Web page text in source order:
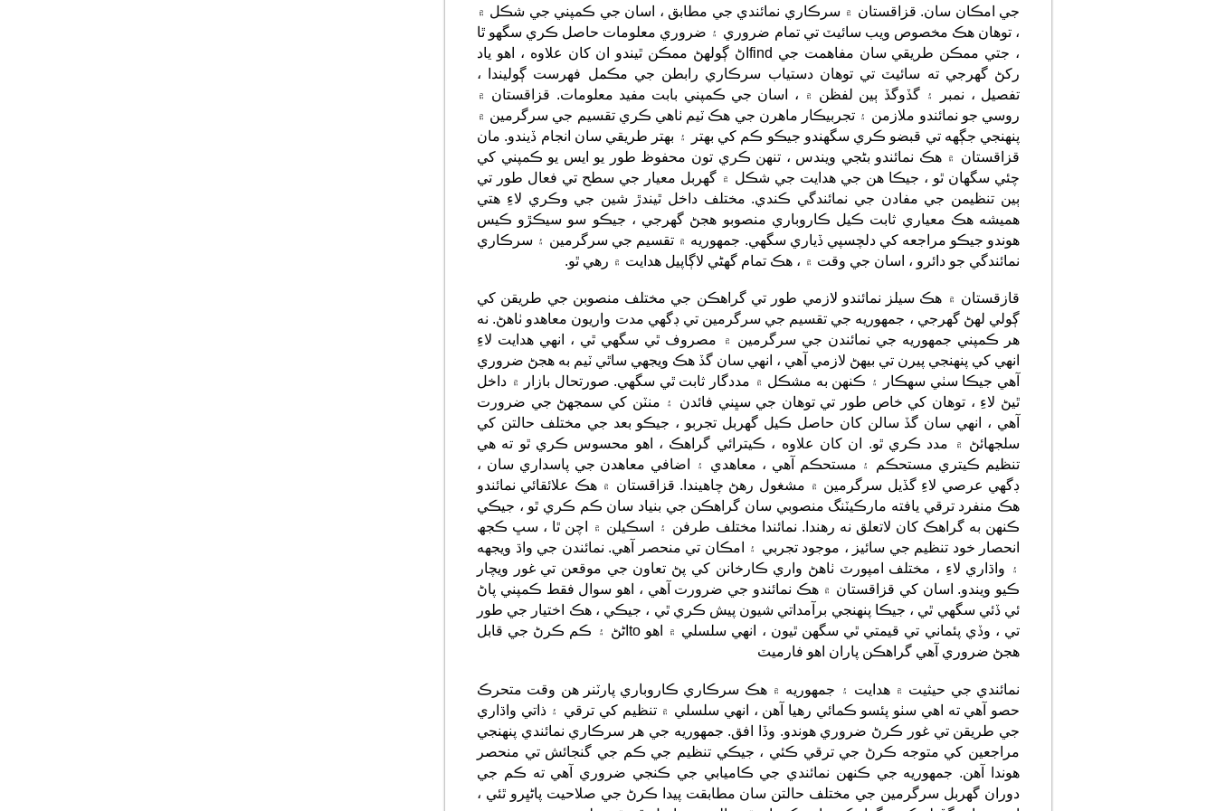
جي امڪان سان. قزاقستان ۾ سرڪاري نمائندي جي مطابق ، اسان جي ڪمپني جي شڪل ۾
، توهان هڪ مخصوص ويب سائيٽ تي تمام ضروري ۽ ضروري معلومات حاصل ڪري سگهو ٿا
، جتي ممڪن طريقي سان مفاهمت جي findاڻ ڳولهڻ ممڪن ٿيندو ان کان علاوه ، اهو ياد
رکڻ گهرجي ته سائيٽ تي توهان دستياب سرڪاري رابطن جي مڪمل فهرست ڳوليندا ،
تفصيل ، نمبر ۽ گڏوگڏ ٻين لفظن ۾ ، اسان جي ڪمپني بابت مفيد معلومات. قزاقستان ۾
روسي جو نمائندو ملازمن ۽ تجربيڪار ماهرن جي هڪ ٽيم ٺاهي ڪري تقسيم جي سرگرمين ۾
پنهنجي جڳهه تي قبضو ڪري سگهندو جيڪو ڪم کي بهتر ۽ بهتر طريقي سان انجام ڏيندو. مان
قزاقستان ۾ هڪ نمائندو بڻجي ويندس ، تنهن ڪري تون محفوظ طور يو ايس يو ڪمپني کي
چئي سگھان ٿو ، جيڪا هن جي هدايت جي شڪل ۾ گهربل معيار جي سطح تي فعال طور تي
ٻين تنظيمن جي مفادن جي نمائندگي ڪندي. مختلف داخل ٿيندڙ شين جي وڪري لاءِ هتي
هميشه هڪ معياري ثابت ڪيل ڪاروباري منصوبو هجڻ گهرجي ، جيڪو سو سيڪڙو ڪيس
هوندو جيڪو مراجعه کي دلچسپي ڏياري سگهي. جمهوريه ۾ تقسيم جي سرگرمين ۽ سرڪاري
نمائندگي جو دائرو ، اسان جي وقت ۾ ، هڪ تمام گهڻي لاڳاپيل هدايت ۾ رهي ٿو.
قازقستان ۾ هڪ سيلز نمائندو لازمي طور تي گراهڪن جي مختلف منصوبن جي طريقن کي
ڳولي لهڻ گهرجي ، جمهوريه جي تقسيم جي سرگرمين تي ڊگهي مدت واريون معاهدو ٺاهڻ. نه
هر ڪمپني جمهوريه جي نمائندن جي سرگرمين ۾ مصروف ٿي سگهي ٿي ، انهي هدايت لاءِ
انهي کي پنهنجي پيرن تي بيهڻ لازمي آهي ، انهي سان گڏ هڪ ويجهي ساٿي ٽيم به هجڻ ضروري
آهي جيڪا سٺي سهڪار ۽ ڪنهن به مشڪل ۾ مددگار ثابت ٿي سگهي. صورتحال بازار ۾ داخل
ٿيڻ لاءِ ، توهان کي خاص طور تي توهان جي سڀني فائدن ۽ منٽن کي سمجهڻ جي ضرورت
آهي ، انهي سان گڏ سالن کان حاصل ڪيل گهربل تجربو ، جيڪو بعد جي مختلف حالتن کي
سلجهائڻ ۾ مدد ڪري ٿو. ان کان علاوه ، ڪيترائي گراهڪ ، اهو محسوس ڪري ٿو ته هي
تنظيم ڪيتري مستحڪم ۽ مستحڪم آهي ، معاهدي ۽ اضافي معاهدن جي پاسداري سان ،
ڊگهي عرصي لاءِ گڏيل سرگرمين ۾ مشغول رهڻ چاهيندا. قزاقستان ۾ هڪ علائقائي نمائندو
هڪ منفرد ترقي يافته مارڪيٽنگ منصوبي سان گراهڪن جي بنياد سان ڪم ڪري ٿو ، جيڪي
ڪنهن به گراهڪ کان لاتعلق نه رهندا. نمائندا مختلف طرفن ۽ اسڪيلن ۾ اچن ٿا ، سڀ ڪجھ
انحصار خود تنظيم جي سائيز ، موجود تجربي ۽ امڪان تي منحصر آهي. نمائندن جي واڌ ويجهه
۽ واڌاري لاءِ ، مختلف امپورٽ ٺاهڻ واري ڪارخانن کي پڻ تعاون جي موقعن تي غور ويچار
ڪيو ويندو. اسان کي قزاقستان ۾ هڪ نمائندو جي ضرورت آهي ، اهو سوال فقط ڪمپني پاڻ
ئي ڏئي سگهي ٿي ، جيڪا پنهنجي برآمداتي شيون پيش ڪري ٿي ، جيڪي ، هڪ اختيار جي طور
تي ، وڏي پئماني تي قيمتي ٿي سگهن ٿيون ، انهي سلسلي ۾ اهو toاڻڻ ۽ ڪم ڪرڻ جي قابل
هجڻ ضروري آهي گراهڪن پاران اھو فارميٽ
نمائندي جي حيثيت ۾ هدايت ۽ جمهوريه ۾ هڪ سرڪاري ڪاروباري پارٽنر هن وقت متحرڪ
حصو آهي ته اهي سٺو پئسو ڪمائي رهيا آهن ، انهي سلسلي ۾ تنظيم کي ترقي ۽ ذاتي واڌاري
جي طريقن تي غور ڪرڻ ضروري هوندو. وڏا افق. جمهوريه جي هر سرڪاري نمائندي پنهنجي
مراجعين کي متوجه ڪرڻ جي ترقي ڪئي ، جيڪي تنظيم جي ڪم جي گنجائش تي منحصر
هوندا آهن. جمهوريه جي ڪنهن نمائندي جي ڪاميابي جي ڪنجي ضروري آهي ته ڪم جي
دوران گهربل سرگرمين جي مختلف حالتن سان مطابقت پيدا ڪرڻ جي صلاحيت پاڻڀرو ٿئي ،